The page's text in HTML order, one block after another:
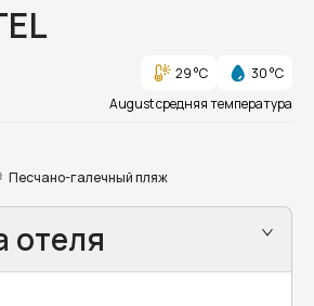
29 °C
30 °C
August средняя температура
Песчано-галечный пляж
отеля